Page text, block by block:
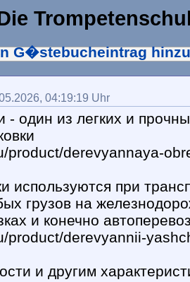
G�stebucheintrag
04:19:19 Uhr
один из легких и
product/derevyannaya-
используются при
грузов на
и конечно
product/derevyannii-
и другим